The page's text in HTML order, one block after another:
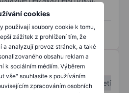
cookies
používají soubory cookie k tomu,
zážitek z prohlížení tím, že
a analyzují provoz stránek, a také
obsahu reklam a
k sociálním médiím. Výběrem
vše" souhlasíte s používáním
zpracováním osobních
ESG
/
1. čtvrtletí
2. čtvrtletí